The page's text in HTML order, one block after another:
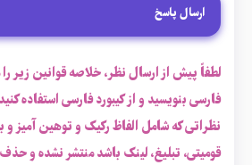
ارسال پاسخ
لطفاً پیش از ارسال نظر، خلاصه قوانین زیر را
فارسی بنویسید و از کیبورد فارسی استفاده
نظراتی که شامل الفاظ رکیک و توهین آمیز
قومیتی، تبلیغ، لینک باشد منتشر نشده و